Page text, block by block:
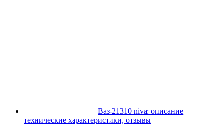
Ваз-21310 niva: описание,
технические характеристики, отзывы